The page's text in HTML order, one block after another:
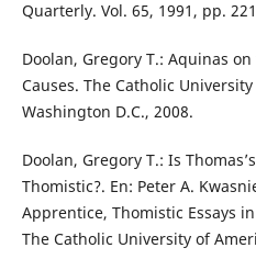
Quarterly. Vol. 65, 1991, pp.
Doolan, Gregory T.: Aquinas
Causes. The Catholic
Washington D.C., 2008.
Doolan, Gregory T.: Is
Thomistic?. En: Peter A.
Apprentice, Thomistic Essays
The Catholic University of